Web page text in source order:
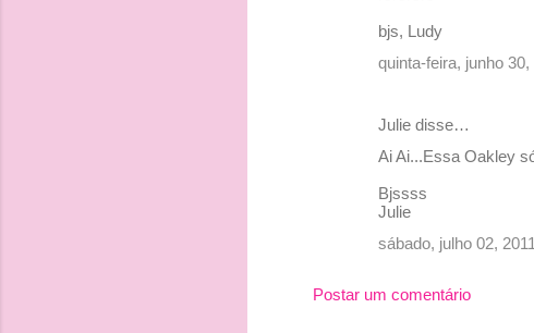
bjs, Ludy
quinta-feira, junho
Julie disse…
Ai Ai...Essa Oakley
Bjssss
Julie
sábado, julho 02,
Postar um comentário